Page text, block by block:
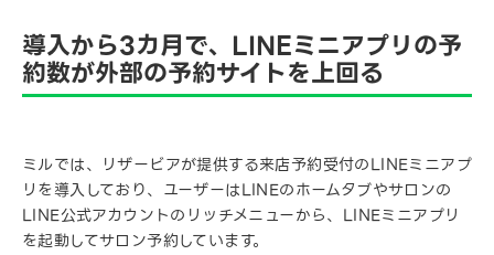
導入から3カ月で、LINEミニアプリの予
約数が外部の予約サイトを上回る
ミルでは、リザービアが提供する来店予約受付のLINEミニアプ
リを導入しており、ユーザーはLINEのホームタブやサロンの
LINE公式アカウントのリッチメニューから、LINEミニアプリ
を起動してサロン予約しています。